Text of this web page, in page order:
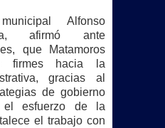
Alfonso
afirmó ante
que Matamoros
firmes hacia la
gracias al
de gobierno
esfuerzo de la
el trabajo con